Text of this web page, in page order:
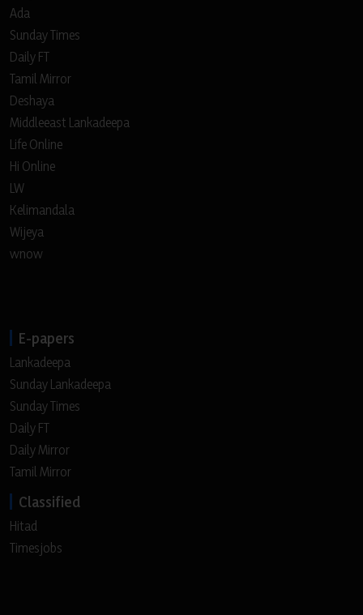
Ada
Sunday Times
Daily FT
Tamil Mirror
Deshaya
Middleeast Lankadeepa
Life Online
Hi Online
LW
Kelimandala
Wijeya
wnow
E-papers
Lankadeepa
Sunday Lankadeepa
Sunday Times
Daily FT
Daily Mirror
Tamil Mirror
Classified
Hitad
Timesjobs